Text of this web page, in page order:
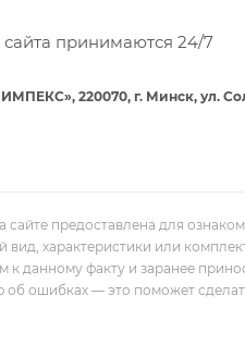
принимаются 24/7
220070, г. Минск, ул.
сайте предоставлена для
вид, характеристики или
к данному факту и заранее
ошибках — это поможет